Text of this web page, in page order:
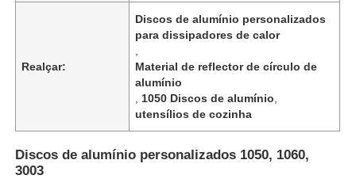
Realçar:
Discos de alumínio personalizados
para dissipadores de calor
Material de reflector de círculo de
alumínio
1050 Discos de alumínio
utensílios de cozinha
Discos de alumínio personalizados 1050, 1060,
3003